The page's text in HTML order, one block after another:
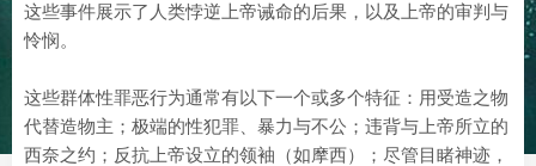
这些事件展示了人类悖逆上帝诫命的后果，以及上帝的审判与
怜悯。
这些群体性罪恶行为通常有以下一个或多个特征：用受造之物
代替造物主；极端的性犯罪、暴力与不公；违背与上帝所立的
西奈之约；反抗上帝设立的领袖（如摩西）；尽管目睹神迹，